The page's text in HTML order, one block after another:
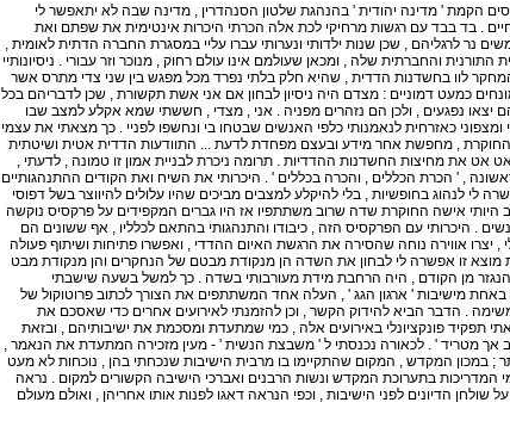
הקמת ' מדינה יהודית ' בהנהגת שלטון הסנהדרין , מדינה שבה לא יתאפשר לי
. בד בבד עם רגשות מרחיקי לכת אלה הכרתי היכרות אינטימית את שפתם ואת
נר לרגליהם , שכן שנות ילדותי ונערותי עברו עליי במסגרת החברה הדתית לאומית ,
התורנית והחברתית שלה , ומכאן שעולמם אינו עולם רחוק , מנוכר וזר עבורי . ניסיונותיי
לוו בחשדנות הדדית , שהיא חלק בלתי נפרד מכל מפגש בין שני צדי מתרס אשר
כמעט דמוניים : מצדם היה ניסיון לבחון אם אני אשת תקשורת , שכן לדבריהם בכל
נפגעים , ולכן הם נזהרים מפניה . אני , מצדי , חששתי שמא אקלע למצב שבו
ומצפוני כאזרחית לנאמנותי כלפי האנשים שבטחו בי ונחשפו לפניי . כך מצאתי את עצמי
החוקרת , מחפשת אחר מידע ובעצם מפחדת לדעת ... התוודעות הדדית אטית ושיטתית
את מחיצות החשדנות ההדדיות . תרומה ניכרת לבניית אמון זו טמונה , לדעתי ,
, ' הכרת הכללים , והכרה בכללים ' . היכרותי את השיח ואת הקודים ההתנהגותיים
לי לנהוג בחופשיות , בלי להיקלע למצבים מביכים שהיו עלולים להיווצר בשל דפוסי
היותי אישה החוקרת שדה שרוב משתתפיו אז היו גברים המקפידים על פרקסיס נוקשה
. היכרותי עם הפרקסיס הזה , כיבודו והתנהגותי בהתאם לכלליו , אף ששונים הם
, יצרו אווירה נוחה שהסירה את הרגשת האיום ההדדי , ואפשרו פתיחות ושיתוף פעולה
מוצא זו אפשרה לי לבחון את השדה הן מנקודת מבטם של הנחקרים והן מנקודת מבט
הנגזר מן הקודם , היה הרחבת מידת מעורבותי בשדה . כך למשל בשעה שישבתי
מישיבות ' ארגון הגג ' , העלה אחד המשתתפים את הצורך לכתוב פרוטוקול של
. הדבר הביא להידוק הקשר , וכן להזמנתי לאירועים אחרים כדי שאסכם את
תפקיד פונקציונלי באירועים אלה , כמי שמתעדת ומסכמת את ישיבותיהם , ובזאת
אך מטריד ' . לכאורה נכנסתי ל ' משבצת הנשית ' - מעין מזכירה המתעדת את הנאמר ,
; במכון המקדש , המקום שהתקיימו בו מרבית הישיבות שנכחתי בהן , נוכחות לא מעט
המדריכות בתערוכת המקדש ונשות הרבנים ואברכי הישיבה הקשורים למקום . נראה
שולחן הדיונים לפני הישיבות , וכפי הנראה דאגו לפנות אותו אחריהן , ואולם מעולם